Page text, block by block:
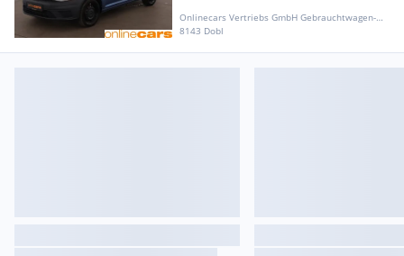
Onlinecars Vertriebs GmbH Gebrauchtwagen-Outlet  Werkstätte  Spenglerei  Lackiererei
8143 Dobl